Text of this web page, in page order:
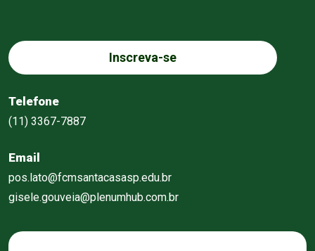
Inscreva-se
Telefone
(11) 3367-7887
Email
pos.lato@fcmsantacasasp.edu.br
gisele.gouveia@plenumhub.com.br